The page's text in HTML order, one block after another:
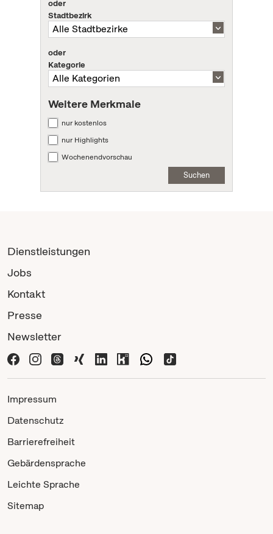
oder
Stadtbezirk
oder
Kategorie
Weitere Merkmale
nur kostenlos
nur Highlights
Wochenendvorschau
Suchen
Dienstleistungen
Jobs
Kontakt
Presse
Newsletter
Impressum
Datenschutz
Barrierefreiheit
Gebärdensprache
Leichte Sprache
Sitemap